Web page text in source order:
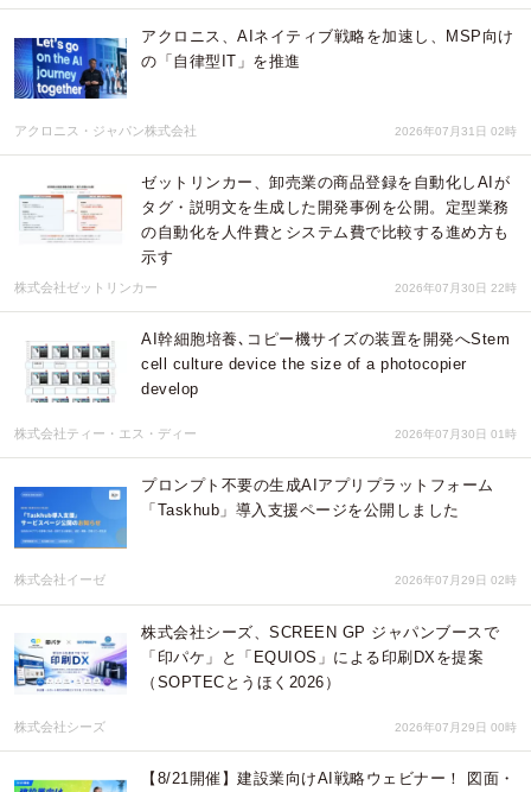
アクロニス、AIネイティブ戦略を加速し、MSP向け
の「自律型IT」を推進
アクロニス・ジャパン株式会社 2026年07月31日 02時
ゼットリンカー、卸売業の商品登録を自動化しAIが
タグ・説明文を生成した開発事例を公開。定型業務
の自動化を人件費とシステム費で比較する進め方も
示す
株式会社ゼットリンカー 2026年07月30日 22時
AI幹細胞培養､コピー機サイズの装置を開発へStem
cell culture device the size of a photocopier
develop
株式会社ティー・エス・ディー 2026年07月30日 01時
プロンプト不要の生成AIアプリプラットフォーム
「Taskhub」導入支援ページを公開しました
株式会社イーゼ 2026年07月29日 02時
株式会社シーズ、SCREEN GP ジャパンブースで
「印パケ」と「EQUIOS」による印刷DXを提案
（SOPTECとうほく2026）
株式会社シーズ 2026年07月29日 00時
【8/21開催】建設業向けAI戦略ウェビナー！ 図面・